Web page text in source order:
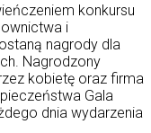
konkursu
i
nagrody dla
Nagrodzony
kobietę oraz firma
Gala
dnia wydarzenia